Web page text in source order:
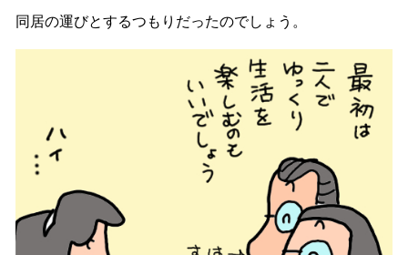
同居の運びとするつもりだったのでしょう。